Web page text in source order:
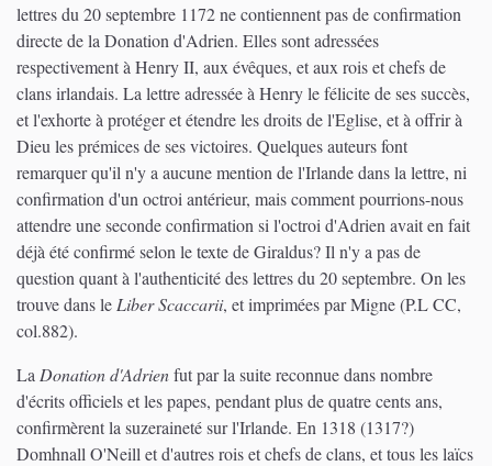
lettres du 20 septembre 1172 ne contiennent pas de confirmation
directe de la Donation d'Adrien. Elles sont adressées
respectivement à Henry II, aux évêques, et aux rois et chefs de
clans irlandais. La lettre adressée à Henry le félicite de ses succès,
et l'exhorte à protéger et étendre les droits de l'Eglise, et à offrir à
Dieu les prémices de ses victoires. Quelques auteurs font
remarquer qu'il n'y a aucune mention de l'Irlande dans la lettre, ni
confirmation d'un octroi antérieur, mais comment pourrions-nous
attendre une seconde confirmation si l'octroi d'Adrien avait en fait
déjà été confirmé selon le texte de Giraldus? Il n'y a pas de
question quant à l'authenticité des lettres du 20 septembre. On les
trouve dans le Liber Scaccarii, et imprimées par Migne (P.L CC,
col.882).
La Donation d'Adrienfut par la suite reconnue dans nombre
d'écrits officiels et les papes, pendant plus de quatre cents ans,
confirmèrent la suzeraineté sur l'Irlande. En 1318 (1317?)
Domhnall O'Neill et d'autres rois et chefs de clans, et tous les laïcs